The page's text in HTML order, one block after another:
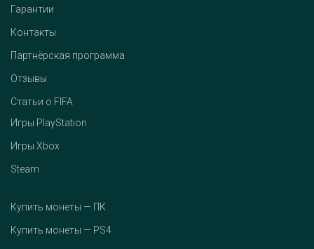
Гарантии
Контакты
Партнёрская программа
Отзывы
Статьи о FIFA
Игры PlayStation
Игры Xbox
Steam
Купить монеты — ПК
Купить монеты — PS4